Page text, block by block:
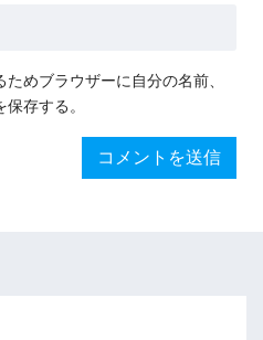
めブラウザーに自分の名前、
存する。